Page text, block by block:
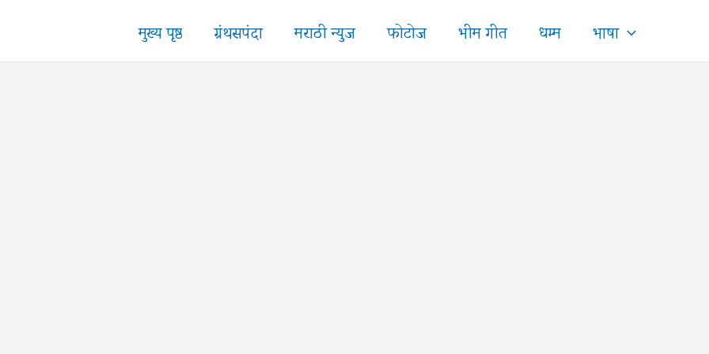
मुख्य पृष्ठ ग्रंथसपंदा मराठी न्युज फोटोज भीम गीत धम्म भाषा